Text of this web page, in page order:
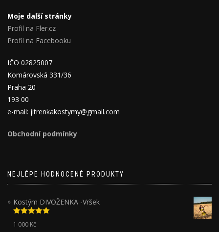
Moje další stránky
Profil na Fler.cz
Profil na Facebooku
IČO 02825007
Komárovská 331/36
Praha 20
193 00
e-mail: jitrenkakostymy@gmail.com
Obchodní podmínky
NEJLÉPE HODNOCENÉ PRODUKTY
Kostým DIVOŽENKA -Vršek
Hodnocení
5.00z 5
1 000 Kč